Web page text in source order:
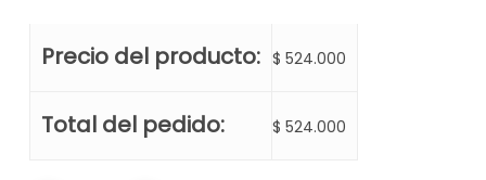
Precio del producto: $ 524.000
Total del pedido: $ 524.000